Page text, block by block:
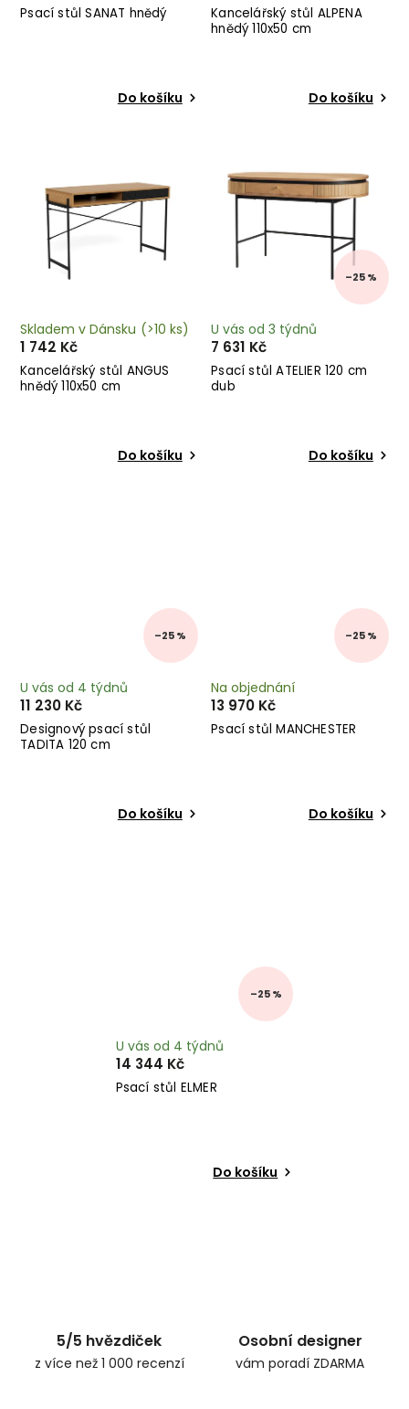
Psací stůl SANAT hnědý
Do košíku
Kancelářský stůl ALPENA
hnědý 110x50 cm
Do košíku
Kancelářský stůl ANGUS
hnědý 110x50 cm
Skladem v Dánsku (>10 ks)
1 742 Kč
Do košíku
–25 %
Psací stůl ATELIER 120 cm
dub
U vás od 3 týdnů
7 631 Kč
Do košíku
–25 %
Designový psací stůl
TADITA 120 cm
U vás od 4 týdnů
11 230 Kč
Do košíku
–25 %
Psací stůl MANCHESTER
Na objednání
13 970 Kč
Do košíku
–25 %
Psací stůl ELMER
U vás od 4 týdnů
14 344 Kč
Do košíku
5/5 hvězdiček
z více než 1 000 recenzí
Osobní designer
vám poradí ZDARMA